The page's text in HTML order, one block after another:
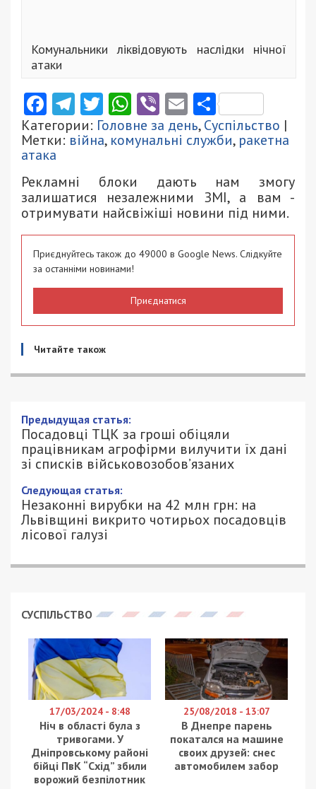
Комунальники ліквідовують наслідки нічної
атаки
Facebook
Telegram
Twitter
WhatsApp
ViberEmail
Категории: Головне за день,Суспільство |
Метки: війна, комунальні служби, ракетна
атака
Рекламні блоки дають нам змогу
залишатися незалежними ЗМІ, а вам -
отримувати найсвіжіші новини під ними.
Приєднуйтесь також до 49000 в Google News. Слідкуйте
за останніми новинами!
Приєднатися
Читайте також
Предыдущая статья:
Посадовці ТЦК за гроші обіцяли
працівникам агрофірми вилучити їх дані
зі списків військовозобов’язаних
Следующая статья:
Незаконні вирубки на 42 млн грн: на
Львівщині викрито чотирьох посадовців
лісової галузі
СУСПІЛЬСТВО
17/03/2024 - 8:48
Ніч в області була з
тривогами. У
Дніпровському районі
бійці ПвК “Схід” збили
ворожий безпілотник
25/08/2018 - 13:07
В Днепре парень
покатался на машине
своих друзей: снес
автомобилем забор